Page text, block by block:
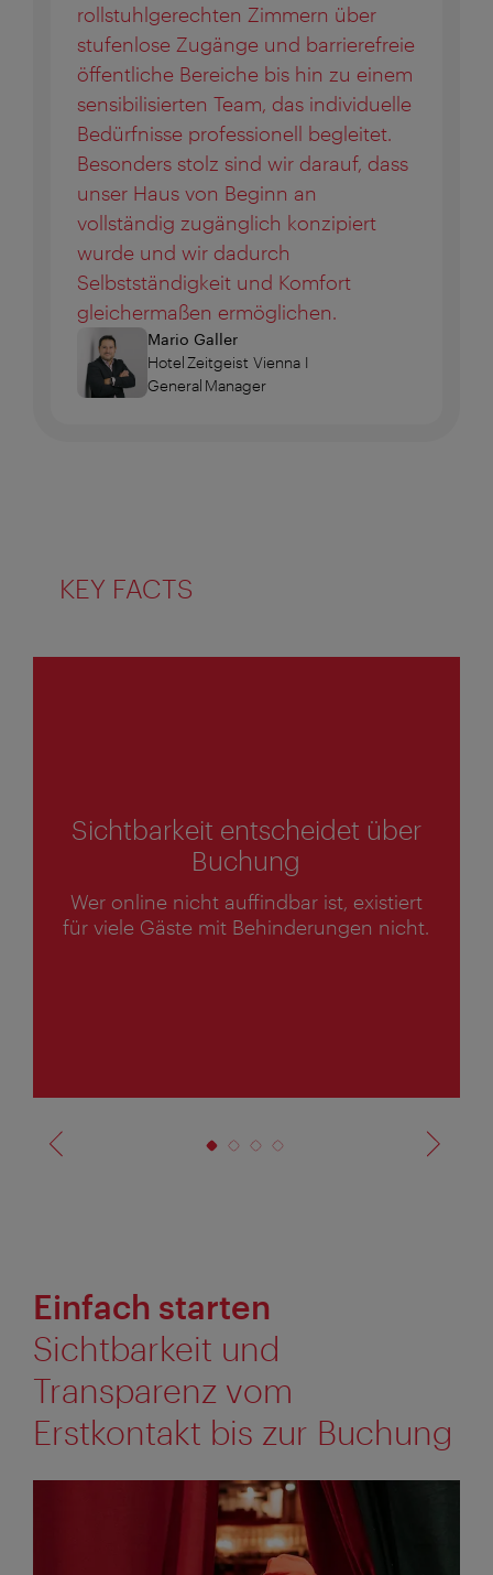
rollstuhlgerechten Zimmern über
stufenlose Zugänge und barrierefreie
öffentliche Bereiche bis hin zu einem
sensibilisierten Team, das individuelle
Bedürfnisse professionell begleitet.
Besonders stolz sind wir darauf, dass
unser Haus von Beginn an
vollständig zugänglich konzipiert
wurde und wir dadurch
Selbstständigkeit und Komfort
gleichermaßen ermöglichen.
Mario Galler
Hotel Zeitgeist Vienna I
General Manager
KEY FACTS
v
o
Sichtbarkeit entscheidet über
Buchung
Wer online nicht auffindbar ist, existiert
für viele Gäste mit Behinderungen nicht.
Einfach starten
Sichtbarkeit und
Transparenz vom
Erstkontakt bis zur Buchung